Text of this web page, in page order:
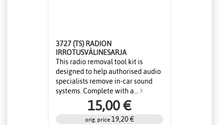
3727 (TS) RADION
IRROTUSVÄLINESARJA
This radio removal tool kit is
designed to help authorised audio
specialists remove in-car sound
systems. Complete with a...
15,00 €
orig. price 19,20 €